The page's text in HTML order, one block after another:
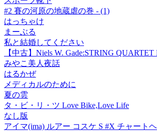
#2 賽の河原の地蔵虐の巻 - (1)
はっちゃけ
まーぶる
私と結婚してください
【中古】Niels W. Gade:STRING
みやこ美人夜話
はるかぜ
メディカルのために
夏の雲
タ・ビ・リ・ツ Love Bike,Love Life
なし版
アイマ(ima) ルアー コスケ S #X チャート